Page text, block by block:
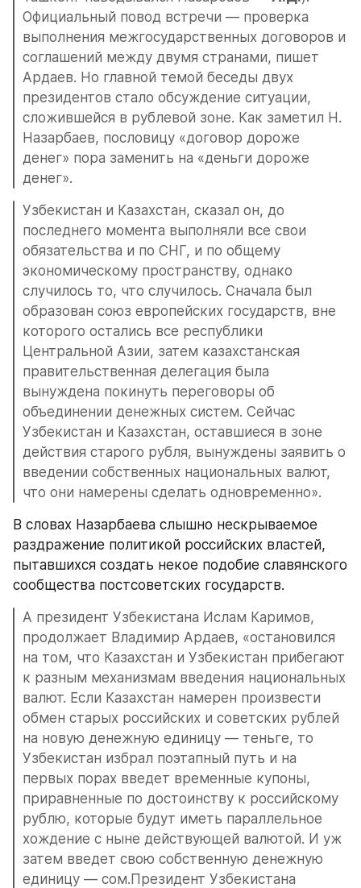
Официальный повод встречи — проверка
выполнения межгосударственных договоров и
соглашений между двумя странами, пишет
Ардаев. Но главной темой беседы двух
президентов стало обсуждение ситуации,
сложившейся в рублевой зоне. Как заметил Н.
Назарбаев, пословицу «договор дороже
денег» пора заменить на «деньги дороже
денег».
Узбекистан и Казахстан, сказал он, до
последнего момента выполняли все свои
обязательства и по СНГ, и по общему
экономическому пространству, однако
случилось то, что случилось. Сначала был
образован союз европейских государств, вне
которого остались все республики
Центральной Азии, затем казахстанская
правительственная делегация была
вынуждена покинуть переговоры об
объединении денежных систем. Сейчас
Узбекистан и Казахстан, оставшиеся в зоне
действия старого рубля, вынуждены заявить о
введении собственных национальных валют,
что они намерены сделать одновременно».
В словах Назарбаева слышно нескрываемое
раздражение политикой российских властей,
пытавшихся создать некое подобие славянского
сообщества постсоветских государств.
А президент Узбекистана Ислам Каримов,
продолжает Владимир Ардаев, «остановился
на том, что Казахстан и Узбекистан прибегают
к разным механизмам введения национальных
валют. Если Казахстан намерен произвести
обмен старых российских и советских рублей
на новую денежную единицу — теньге, то
Узбекистан избрал поэтапный путь и на
первых порах введет временные купоны,
приравненные по достоинству к российскому
рублю, которые будут иметь параллельное
хождение с ныне действующей валютой. И уж
затем введет свою собственную денежную
единицу — сом.Президент Узбекистана